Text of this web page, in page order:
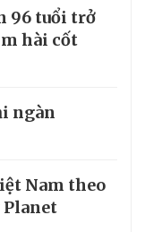
96 tuổi trở
hài cốt
ngàn
Nam theo